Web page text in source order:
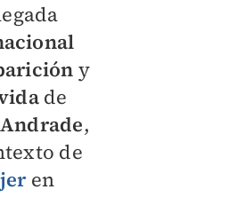
y
de
,
de
en